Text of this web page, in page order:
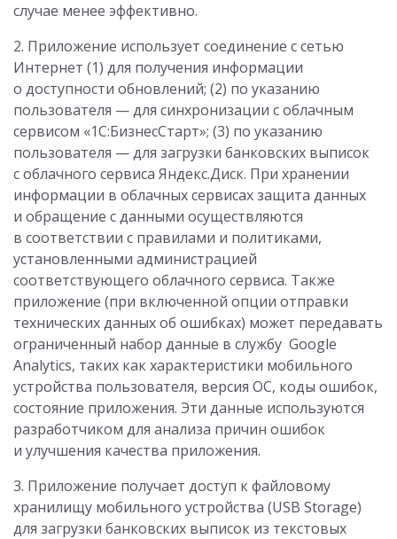
случае менее эффективно.
2. Приложение использует соединение с сетью
Интернет (1) для получения информации
о доступности обновлений; (2) по указанию
пользователя — для синхронизации с облачным
сервисом «1С:БизнесСтарт»; (3) по указанию
пользователя — для загрузки банковских выписок
с облачного сервиса Яндекс.Диск. При хранении
информации в облачных сервисах защита данных
и обращение с данными осуществляются
в соответствии с правилами и политиками,
установленными администрацией
соответствующего облачного сервиса. Также
приложение (при включенной опции отправки
технических данных об ошибках) может передавать
ограниченный набор данные в службу Google
Analytics, таких как характеристики мобильного
устройства пользователя, версия ОС, коды ошибок,
состояние приложения. Эти данные используются
разработчиком для анализа причин ошибок
и улучшения качества приложения.
3. Приложение получает доступ к файловому
хранилищу мобильного устройства (USB Storage)
для загрузки банковских выписок из текстовых